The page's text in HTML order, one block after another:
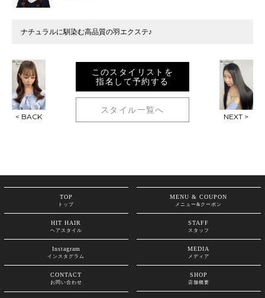
ナチュラルに馴染む高品質の羽エクステ♪
< BACK
このスタイリストを
指名して予約する
スタイル一覧へ
NEXT >
TOP
トップ
MENU & COUPON
メニュー&クーポン
HIT HAIR
ヘアスタイル
STAFF
スタッフ
Instagram
インスタグラム
MEDIA
メディア
CONTACT
お問い合わせ
SHOP
店舗概要